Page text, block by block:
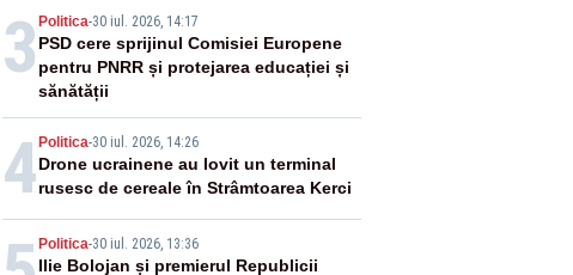
3 Politica-30 iul. 2026, 14:17
PSD cere sprijinul Comisiei Europene
pentru PNRR și protejarea educației și
sănătății
4 Politica-30 iul. 2026, 14:26
Drone ucrainene au lovit un terminal
rusesc de cereale în Strâmtoarea Kerci
Politica-30 iul. 2026, 13:36
Ilie Bolojan și premierul Republicii